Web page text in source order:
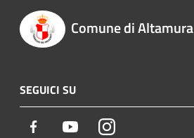
Comune di Altamura
SEGUICI SU
Facebook YoutubeInstagram